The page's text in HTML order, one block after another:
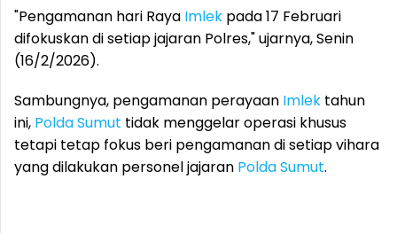
"Pengamanan hari Raya Imlek pada 17 Februari
difokuskan di setiap jajaran Polres," ujarnya, Senin
(16/2/2026).
Sambungnya, pengamanan perayaan Imlek tahun
ini, Polda Sumut tidak menggelar operasi khusus
tetapi tetap fokus beri pengamanan di setiap vihara
yang dilakukan personel jajaran Polda Sumut.